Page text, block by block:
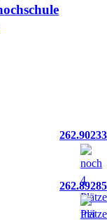
262.90233
262.89285